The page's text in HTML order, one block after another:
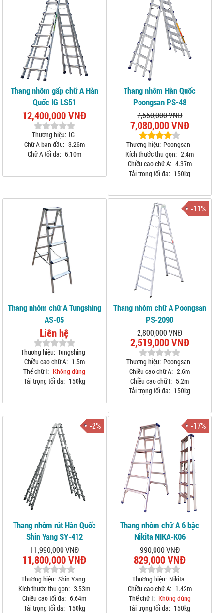
Thang nhôm gấp chữ A Hàn
Quốc IG LS51
12,400,000 VNĐ
Thương hiệu: IG
Chữ A ban đầu: 3.26m
Chữ A tối đa: 6.10m
Thang nhôm Hàn Quốc
Poongsan PS-48
7,550,000 VNĐ
7,080,000 VNĐ
Thương hiệu: Poongsan
Kích thước thu gọn: 2.4m
Chiều cao chữ A: 4.37m
Tải trọng tối đa: 150kg
Thang nhôm chữ A Tungshing
AS-05
Liên hệ
Thương hiệu: Tungshing
Chiều cao chữ A: 1.5m
Thế chữ I: Không dùng
Tải trọng tối đa: 150kg
-11%
Thang nhôm chữ A Poongsan
PS-2090
2,800,000 VNĐ
2,519,000 VNĐ
Thương hiệu: Poongsan
Chiều cao chữ A: 2.6m
Chiều cao chữ I: 5.2m
Tải trọng tối đa: 150kg
-2%
Thang nhôm rút Hàn Quốc
Shin Yang SY-412
11,990,000 VNĐ
11,800,000 VNĐ
Thương hiệu: Shin Yang
Kích thước thu gọn: 3.53m
Chiều cao tối đa: 6.64m
Tải trọng tối đa: 150kg
-17%
Thang nhôm chữ A 6 bậc
Nikita NIKA-K06
990,000 VNĐ
829,000 VNĐ
Thương hiệu: Nikita
Chiều cao chữ A: 1.42m
Thế chữ I: Không dùng
Tải trọng tối đa: 150kg